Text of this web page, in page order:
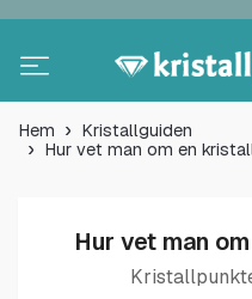
Hem
Kristallguiden
Hur vet man om en
Hur vet man